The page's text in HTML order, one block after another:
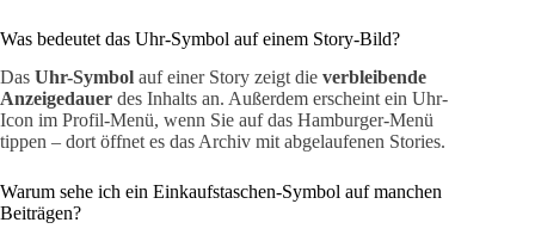
Was bedeutet das Uhr-Symbol auf einem Story-Bild?
Das Uhr-Symbol auf einer Story zeigt die verbleibende
Anzeigedauer des Inhalts an. Außerdem erscheint ein Uhr-
Icon im Profil-Menü, wenn Sie auf das Hamburger-Menü
tippen – dort öffnet es das Archiv mit abgelaufenen Stories.
Warum sehe ich ein Einkaufstaschen-Symbol auf manchen
Beiträgen?